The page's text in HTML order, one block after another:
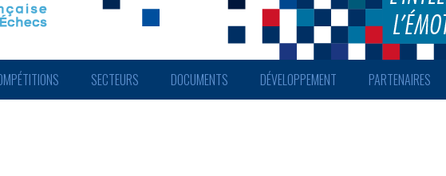
SECTEURS DOCUMENTS DÉVELOPPEMENT PARTENAIRES